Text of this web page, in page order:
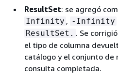
ResultSet: se agregó
Infinity , -Infinity
ResultSet. . Se
el tipo de columna
catálogo y el conjunto de
consulta completada.